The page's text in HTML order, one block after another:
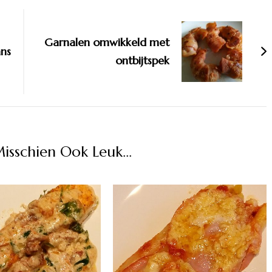
Garnalen omwikkeld met
ontbijtspek
Ook Leuk...